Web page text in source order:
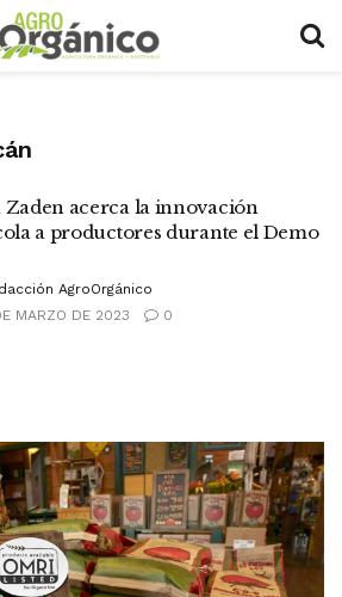
Zaden acerca la innovación
a productores durante el Demo
AgroOrgánico
MARZO DE 2023
0